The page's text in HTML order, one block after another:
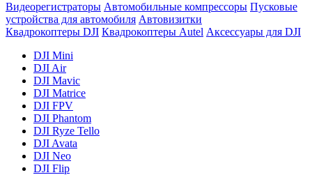
Видеорегистраторы Автомобильные компрессоры Пусковые
устройства для автомобиля Автовизитки
Квадрокоптеры DJI Квадрокоптеры Autel Аксессуары для DJI
DJI Mini
DJI Air
DJI Mavic
DJI Matrice
DJI FPV
DJI Phantom
DJI Ryze Tello
DJI Avata
DJI Neo
DJI Flip